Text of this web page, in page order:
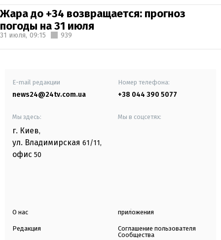
Жара до +34 возвращается: прогноз
погоды на 31 июля
31 июля, 09:15 939
E-mail редакции
news24@24tv.com.ua
Номер телефона:
+38 044 390 5077
Мы здесь:
г. Киев,
ул. Владимирская 61/11,
офис 50
Мы в соцсетях:
О нас
Редакция
приложения
Соглашение пользователя
Сообщества